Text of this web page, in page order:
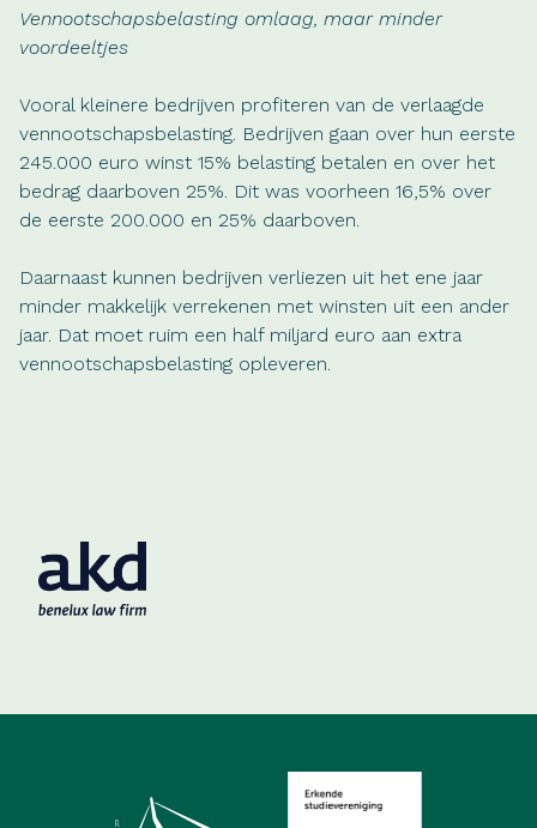
Vennootschapsbelasting omlaag, maar minder
voordeeltjes
Vooral kleinere bedrijven profiteren van de verlaagde
vennootschapsbelasting. Bedrijven gaan over hun eerste
245.000 euro winst 15% belasting betalen en over het
bedrag daarboven 25%. Dit was voorheen 16,5% over
de eerste 200.000 en 25% daarboven.
Daarnaast kunnen bedrijven verliezen uit het ene jaar
minder makkelijk verrekenen met winsten uit een ander
jaar. Dat moet ruim een half miljard euro aan extra
vennootschapsbelasting opleveren.